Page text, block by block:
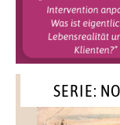
SERIE: